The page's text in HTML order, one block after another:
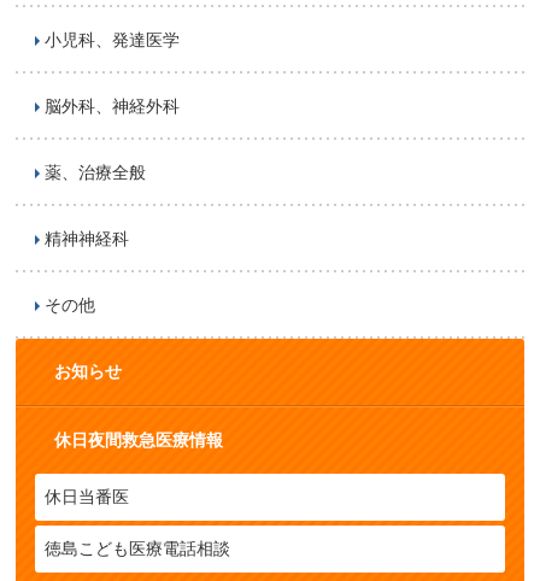
小児科、発達医学
脳外科、神経外科
薬、治療全般
精神神経科
その他
お知らせ
休日夜間救急医療情報
休日当番医
徳島こども医療電話相談